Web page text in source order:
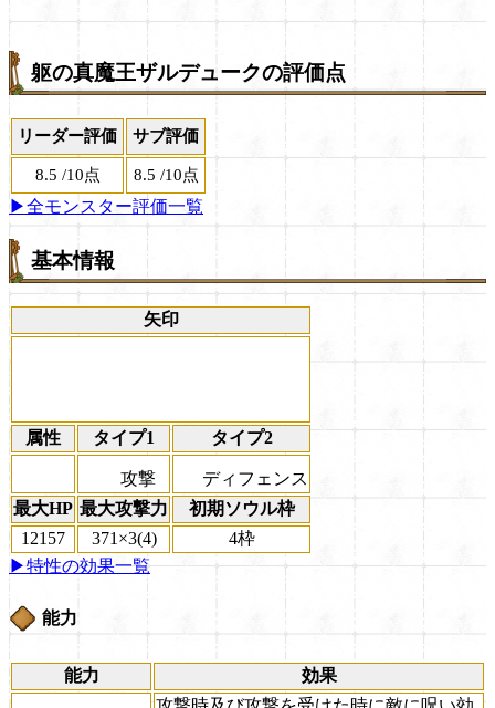
躯の真魔王ザルデュークの評価点
リーダー評価 サブ評価
8.5 /10点 8.5 /10点
▶全モンスター評価一覧
基本情報
矢印
属性 タイプ1 タイプ2
攻撃
ディフェンス
最大HP 最大攻撃力
初期ソウル枠
12157
371×3(4)
4枠
▶特性の効果一覧
能力
能力
効果